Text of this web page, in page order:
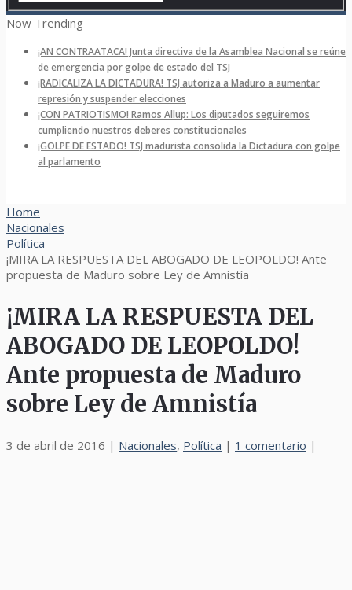
Now Trending
¡AN CONTRAATACA! Junta directiva de la Asamblea Nacional se reúne
de emergencia por golpe de estado del TSJ
¡RADICALIZA LA DICTADURA! TSJ autoriza a Maduro a aumentar
represión y suspender elecciones
¡CON PATRIOTISMO! Ramos Allup: Los diputados seguiremos
cumpliendo nuestros deberes constitucionales
¡GOLPE DE ESTADO! TSJ madurista consolida la Dictadura con golpe
al parlamento
Home
Nacionales
Política
¡MIRA LA RESPUESTA DEL ABOGADO DE LEOPOLDO! Ante
propuesta de Maduro sobre Ley de Amnistía
¡MIRA LA RESPUESTA DEL
ABOGADO DE LEOPOLDO!
Ante propuesta de Maduro
sobre Ley de Amnistía
3 de abril de 2016 | Nacionales, Política | 1 comentario |